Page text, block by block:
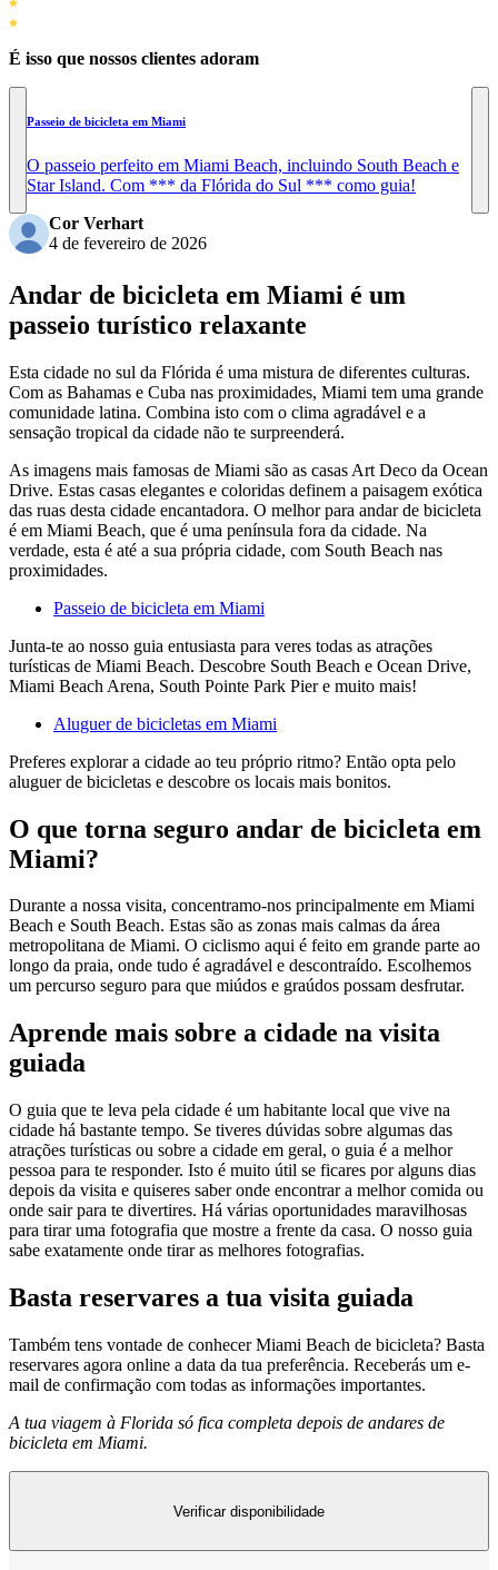
É isso que nossos clientes adoram
Passeio de bicicleta em Miami
O passeio perfeito em Miami Beach, incluindo South Beach e
Star Island. Com *** da Flórida do Sul *** como guia!
Cor Verhart
4 de fevereiro de 2026
Andar de bicicleta em Miami é um
passeio turístico relaxante
Esta cidade no sul da Flórida é uma mistura de diferentes culturas.
Com as Bahamas e Cuba nas proximidades, Miami tem uma grande
comunidade latina. Combina isto com o clima agradável e a
sensação tropical da cidade não te surpreenderá.
As imagens mais famosas de Miami são as casas Art Deco da Ocean
Drive. Estas casas elegantes e coloridas definem a paisagem exótica
das ruas desta cidade encantadora. O melhor para andar de bicicleta
é em Miami Beach, que é uma península fora da cidade. Na
verdade, esta é até a sua própria cidade, com South Beach nas
proximidades.
Passeio de bicicleta em Miami
Junta-te ao nosso guia entusiasta para veres todas as atrações
turísticas de Miami Beach. Descobre South Beach e Ocean Drive,
Miami Beach Arena, South Pointe Park Pier e muito mais!
Aluguer de bicicletas em Miami
Preferes explorar a cidade ao teu próprio ritmo? Então opta pelo
aluguer de bicicletas e descobre os locais mais bonitos.
O que torna seguro andar de bicicleta em
Miami?
Durante a nossa visita, concentramo-nos principalmente em Miami
Beach e South Beach. Estas são as zonas mais calmas da área
metropolitana de Miami. O ciclismo aqui é feito em grande parte ao
longo da praia, onde tudo é agradável e descontraído. Escolhemos
um percurso seguro para que miúdos e graúdos possam desfrutar.
Aprende mais sobre a cidade na visita
guiada
O guia que te leva pela cidade é um habitante local que vive na
cidade há bastante tempo. Se tiveres dúvidas sobre algumas das
atrações turísticas ou sobre a cidade em geral, o guia é a melhor
pessoa para te responder. Isto é muito útil se ficares por alguns dias
depois da visita e quiseres saber onde encontrar a melhor comida ou
onde sair para te divertires. Há várias oportunidades maravilhosas
para tirar uma fotografia que mostre a frente da casa. O nosso guia
sabe exatamente onde tirar as melhores fotografias.
Basta reservares a tua visita guiada
Também tens vontade de conhecer Miami Beach de bicicleta? Basta
reservares agora online a data da tua preferência. Receberás um e-
mail de confirmação com todas as informações importantes.
A tua viagem à Florida só fica completa depois de andares de
bicicleta em Miami.
Verificar disponibilidade